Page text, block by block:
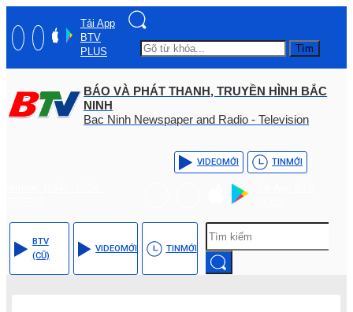
Tải App
BTV
PLUS
Tìm
BÁO VÀ PHÁT THANH, TRUYỀN HÌNH BẮC
NINH
Bac Ninh Newspaper and Radio - Television
VIDEOMỚI TINMỚI
BTV
(CŨ)
VIDEOMỚI TINMỚI